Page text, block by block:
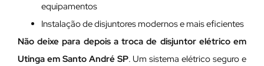
equipamentos
Instalação de disjuntores modernos e mais eficientes
Não deixe para depois a troca de disjuntor elétrico em
Utinga em Santo André SP. Um sistema elétrico seguro e